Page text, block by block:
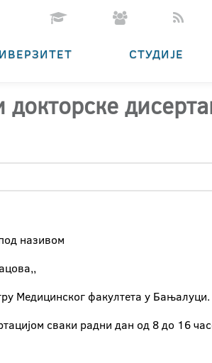
СТУДИЈЕ
називом
Медицинског факултета у Бањалуци.
сваки радни дан од 8 до 16